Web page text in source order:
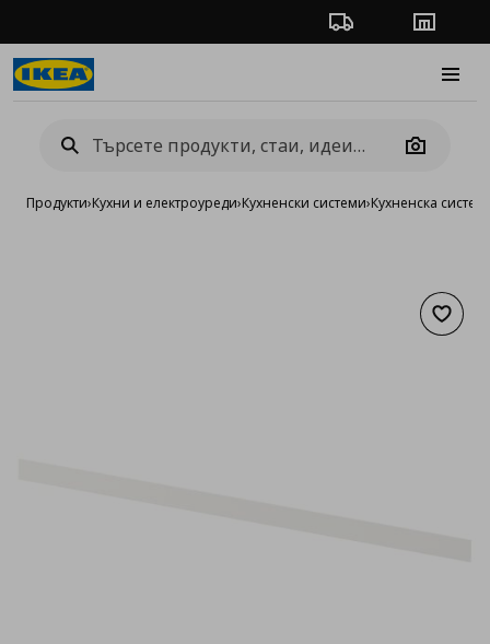
Проследяване на
Camera
Продукти›Кухни и електроуреди›Кухненски системи›Кухненска